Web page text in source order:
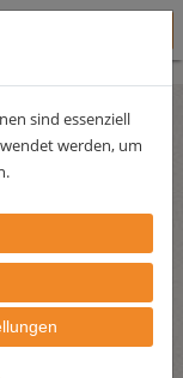
sind essenziell
werden, um